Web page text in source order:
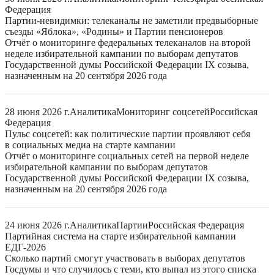
Федерация
Партии-невидимки: телеканалы не заметили предвыборные
съезды «Яблока», «Родины» и Партии пенсионеров
Отчёт о мониторинге федеральных телеканалов на второй
неделе избирательной кампании по выборам депутатов
Государственной думы Российской Федерации IX созыва,
назначенным на 20 сентября 2026 года
28 июня 2026 г.АналитикаМониторинг соцсетейРоссийская
Федерация
Пульс соцсетей: как политические партии проявляют себя
в социальных медиа на старте кампании
Отчёт о мониторинге социальных сетей на первой неделе
избирательной кампании по выборам депутатов
Государственной думы Российской Федерации IX созыва,
назначенным на 20 сентября 2026 года
24 июня 2026 г.АналитикаПартииРоссийская Федерация
Партийная система на старте избирательной кампании
ЕДГ-2026
Сколько партий смогут участвовать в выборах депутатов
Госдумы и что случилось с теми, кто выпал из этого списка